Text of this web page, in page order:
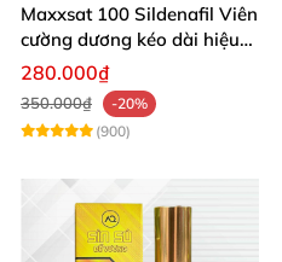
Maxxsat 100 Sildenafil Viên
cường dương kéo dài hiệu
quả nam giới
280.000₫
350.000₫
-20%
(900)